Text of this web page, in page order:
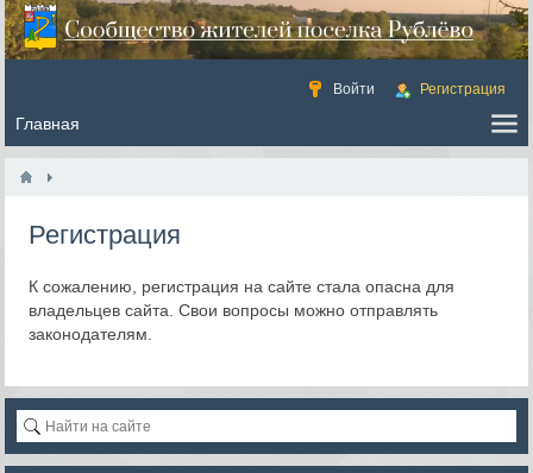
Войти Регистрация
Регистрация
К сожалению, регистрация на сайте стала опасна для
владельцев сайта. Свои вопросы можно отправлять
законодателям.